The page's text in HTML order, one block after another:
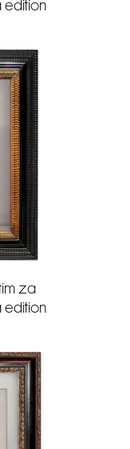
edition
za
edition